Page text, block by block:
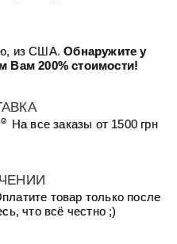
из США.Обнаружите у
Вам 200% стоимости!
☺
На все заказы от 1500 грн
товар только после
что всё честно ;)